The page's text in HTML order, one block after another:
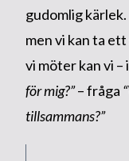
gudomlig
men vi kan ta
vi möter kan vi
för mig?”– fråga
tillsammans?”